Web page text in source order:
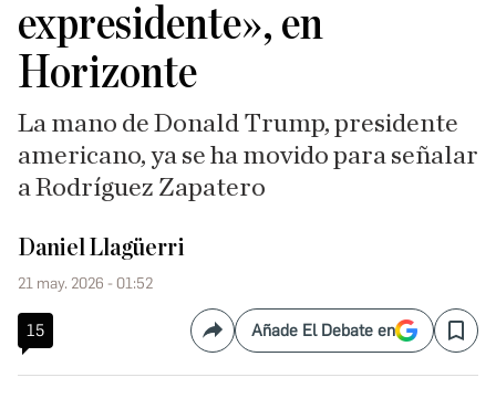
expresidente», en
Horizonte
La mano de Donald Trump, presidente
americano, ya se ha movido para señalar
a Rodríguez Zapatero
Daniel Llagüerri
21 may. 2026 - 01:52
15 CompartirAñade El Debate en Save